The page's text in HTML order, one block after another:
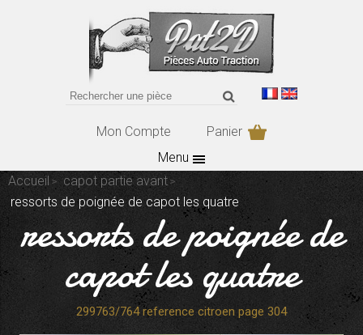
Mon Compte
Panier
Menu
Accueil
capot partie avant
ressorts de poignée de capot les quatre
ressorts de poignée de
capot les quatre
299763/764 reference citroen page 304